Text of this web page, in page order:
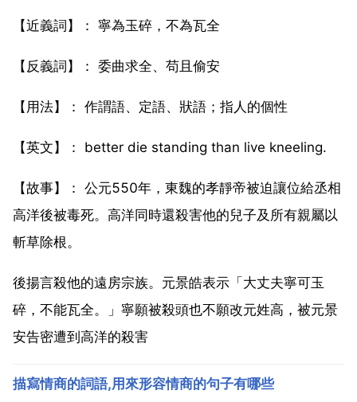
【近義詞】： 寧為玉碎，不為瓦全
【反義詞】： 委曲求全、苟且偷安
【用法】： 作謂語、定語、狀語；指人的個性
【英文】： better die standing than live kneeling.
【故事】： 公元550年，東魏的孝靜帝被迫讓位給丞相
高洋後被毒死。高洋同時還殺害他的兒子及所有親屬以
斬草除根。
後揚言殺他的遠房宗族。元景皓表示「大丈夫寧可玉
碎，不能瓦全。」寧願被殺頭也不願改元姓高，被元景
安告密遭到高洋的殺害
描寫情商的詞語,用來形容情商的句子有哪些